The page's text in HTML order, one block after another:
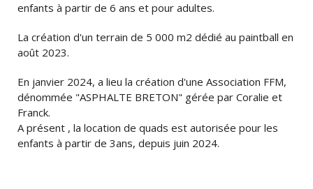
enfants à partir de 6 ans et pour adultes.
La création d'un terrain de 5 000 m2 dédié au paintball en
août 2023.
En janvier 2024, a lieu la création d'une Association FFM,
dénommée "ASPHALTE BRETON" gérée par Coralie et
Franck.
A présent , la location de quads est autorisée pour les
enfants à partir de 3ans, depuis juin 2024.